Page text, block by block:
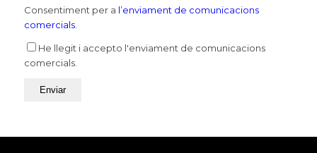
Consentiment per a l’enviament de comunicacions
comercials.
He llegit i accepto l'enviament de comunicacions
comercials.